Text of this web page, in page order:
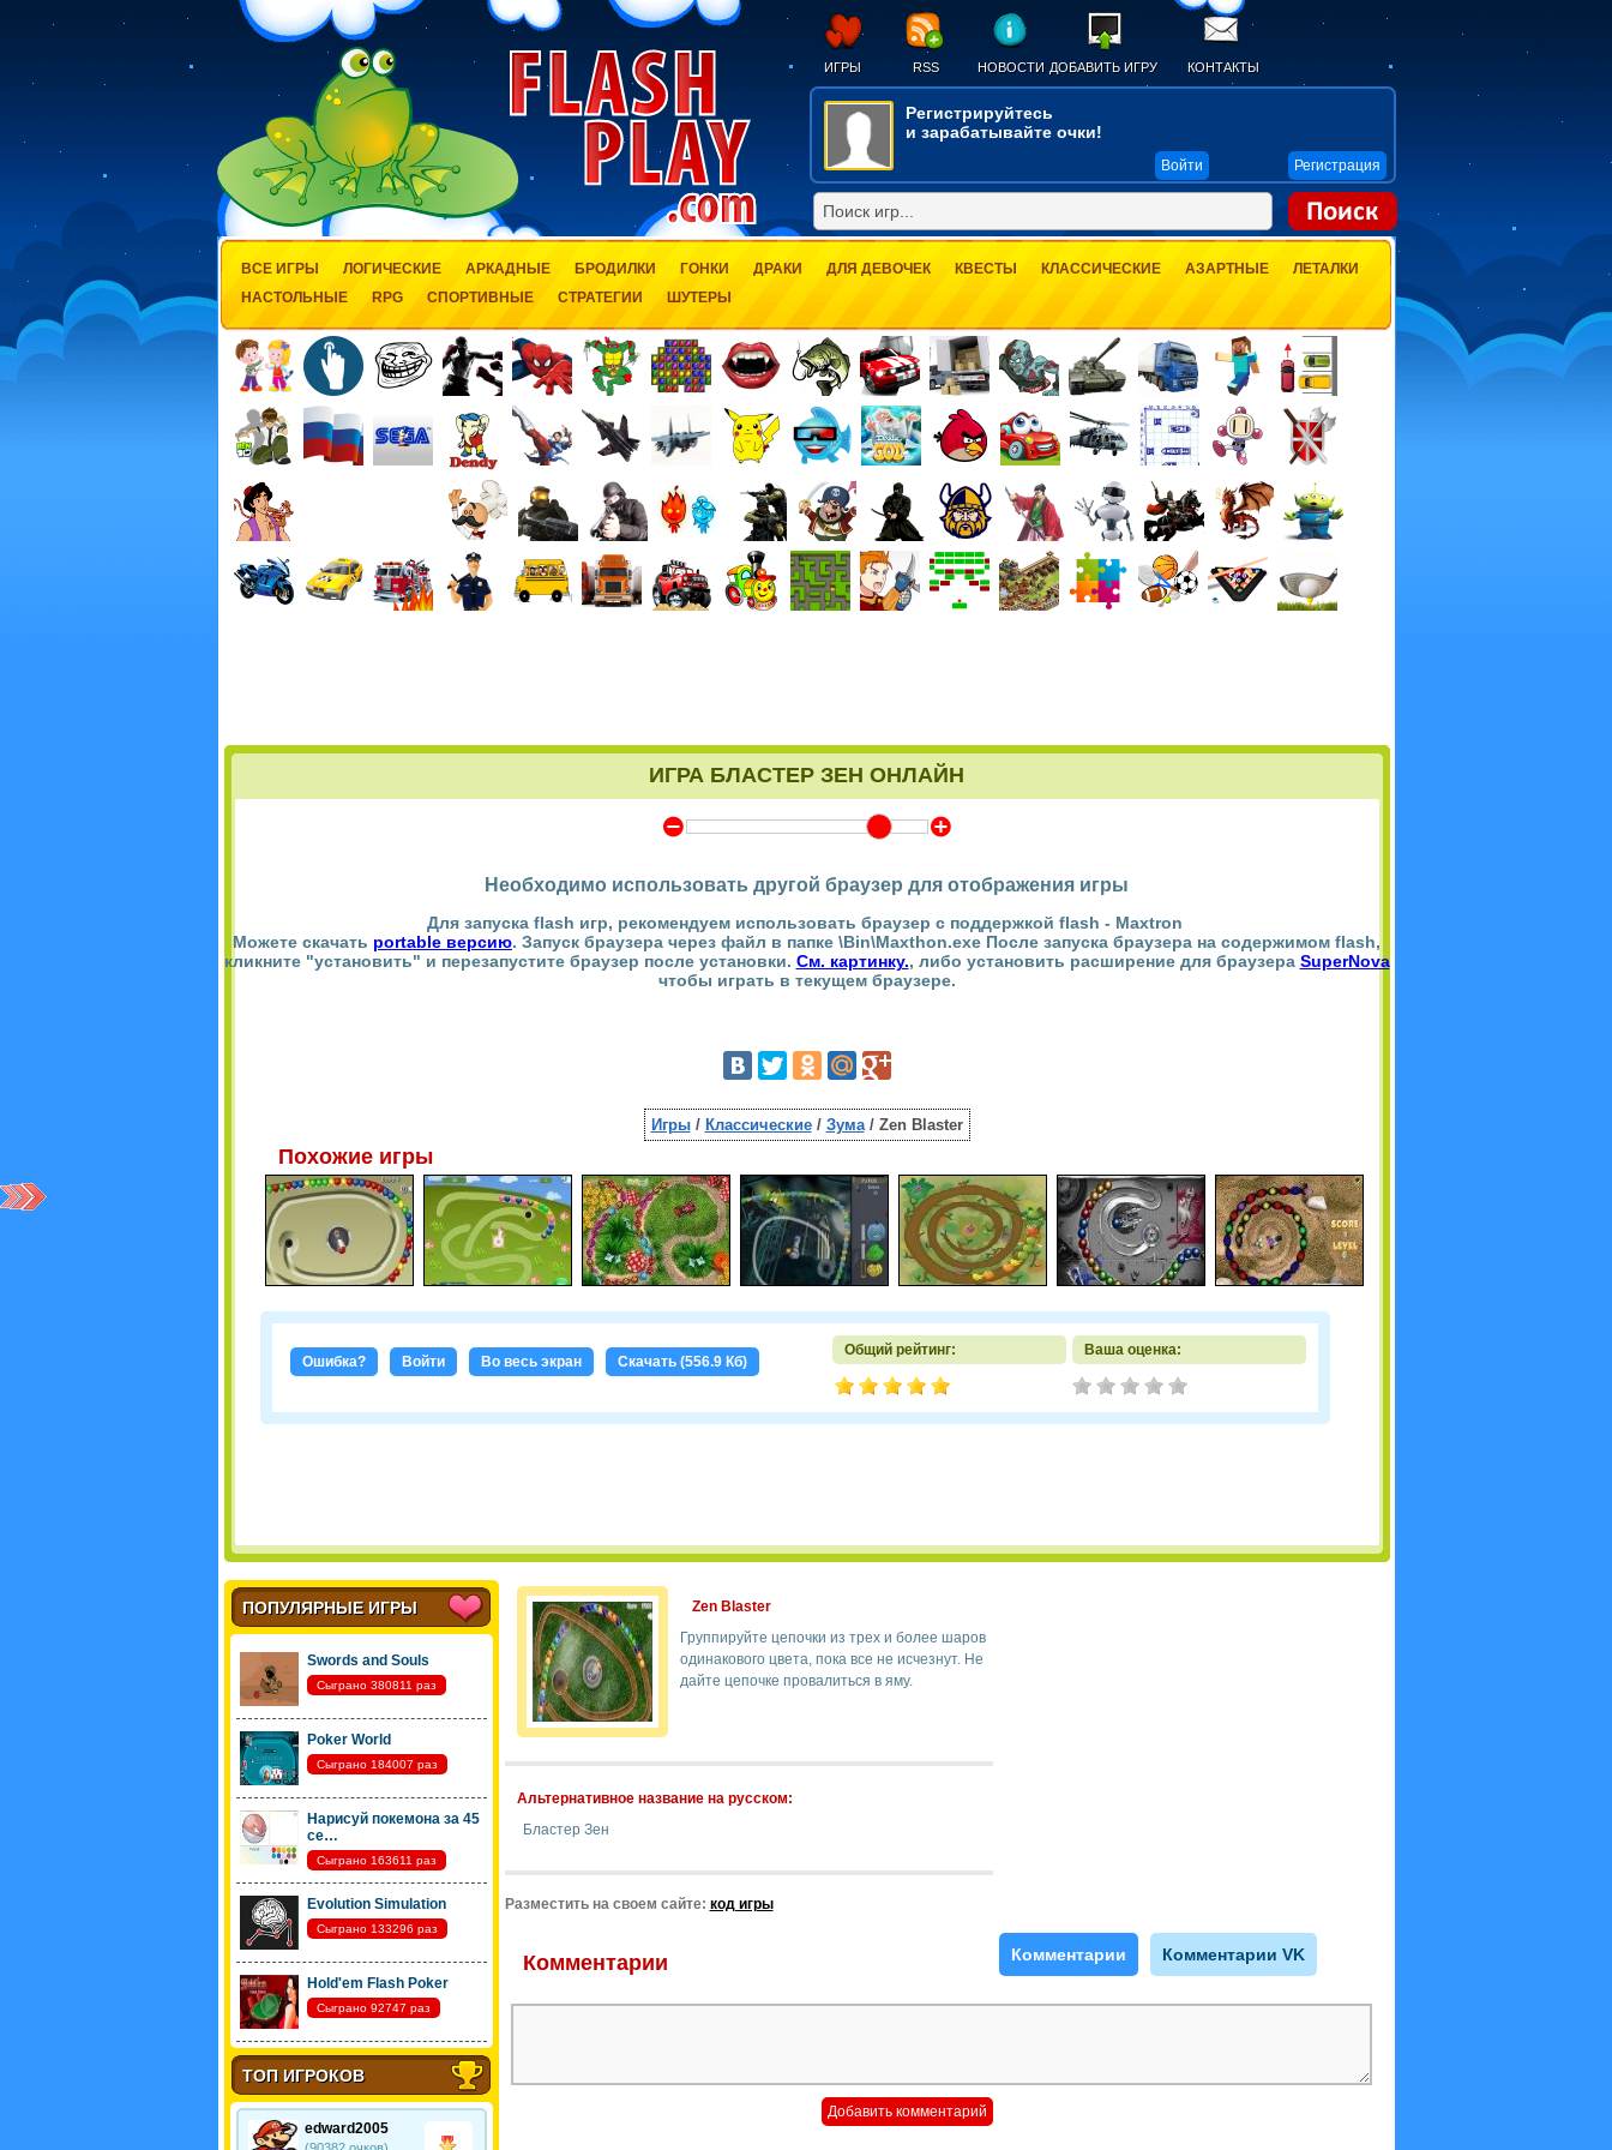
ИГРЫ RSS НОВОСТИ ДОБАВИТЬ ИГРУ КОНТАКТЫ
Регистрируйтесь
и зарабатывайте очки!
Войти Регистрация
ВСЕ ИГРЫ ЛОГИЧЕСКИЕ АРКАДНЫЕ БРОДИЛКИ ГОНКИ ДРАКИ ДЛЯ ДЕВОЧЕК КВЕСТЫ КЛАССИЧЕСКИЕ АЗАРТНЫЕ
ЛЕТАЛКИ
НАСТОЛЬНЫЕ
RPG СПОРТИВНЫЕ СТРАТЕГИИ ШУТЕРЫ
ИГРА БЛАСТЕР ЗЕН ОНЛАЙН
Y Z
Необходимо использовать другой браузер для отображения игры
Для запуска flash игр, рекомендуем использовать браузер с поддержкой flash - Maxtron
Можете скачать portable версию. Запуск браузера через файл в папке \Bin\Maxthon.exe После запуска браузера на содержимом flash,
кликните "установить" и перезапустите браузер после установки. См. картинку., либо установить расширение для браузера SuperNova
чтобы играть в текущем браузере.
Игры/ Классические/ Зума/ Zen Blaster
Похожие игры
Ошибка? Войти Во весь экран Скачать (556.9 Кб)
Общий рейтинг: Ваша оценка:
ПОПУЛЯРНЫЕ ИГРЫ
Swords and Souls
Сыграно 380811 раз
Poker World
Сыграно 184007 раз
Нарисуй покемона за 45
се…
Сыграно 163611 раз
Evolution Simulation
Сыграно 133296 раз
Hold'em Flash Poker
Сыграно 92747 раз
ТОП ИГРОКОВ
edward2005
Zen Blaster
Группируйте цепочки из трех и более шаров
одинакового цвета, пока все не исчезнут. Не
дайте цепочке провалиться в яму.
Альтернативное название на русском:
Бластер Зен
Разместить на своем сайте: код игры
Комментарии Комментарии Комментарии VK